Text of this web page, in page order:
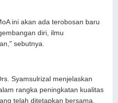
ini akan ada terobosan baru
diri, ilmu
sebutnya.
Syamsulrizal menjelaskan
rangka peningkatan kualitas
telah ditetapkan bersama.